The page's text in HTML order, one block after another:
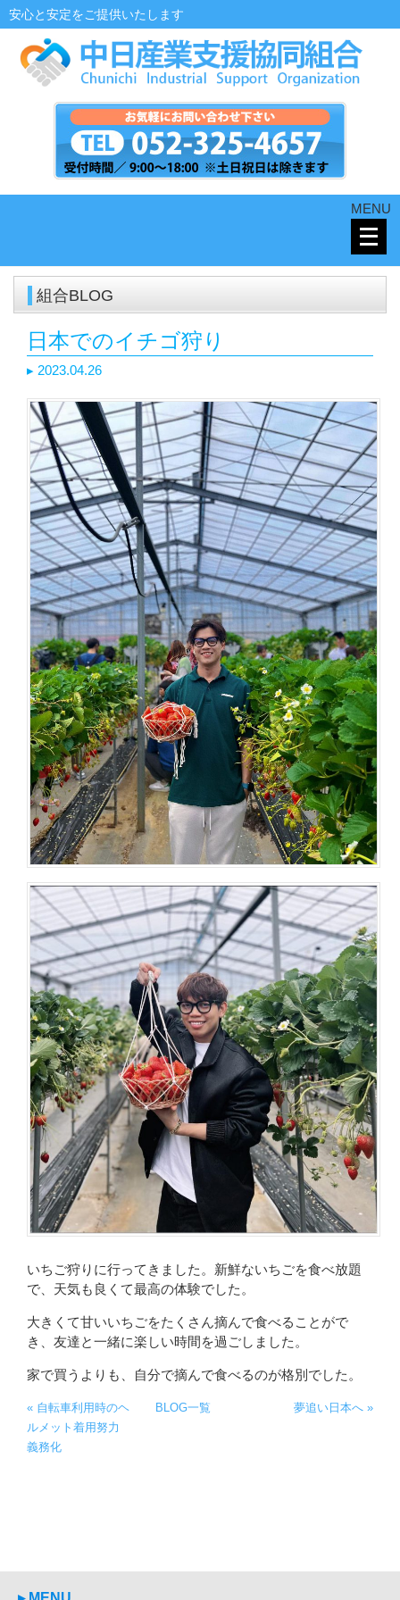
安心と安定をご提供いたします
MENU
メ
ニ
ュ
組合BLOG
日本でのイチゴ狩り
▸ 2023.04.26
いちご狩りに行ってきました。新鮮ないちごを食べ放題
で、天気も良くて最高の体験でした。
大きくて甘いいちごをたくさん摘んで食べることがで
き、友達と一緒に楽しい時間を過ごしました。
家で買うよりも、自分で摘んで食べるのが格別でした。
« 自転車利用時のヘ
ルメット着用努力
義務化
BLOG一覧 夢追い日本へ »